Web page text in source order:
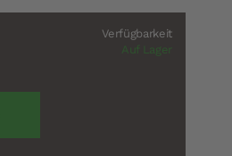
Verfügbarkeit
Auf Lager